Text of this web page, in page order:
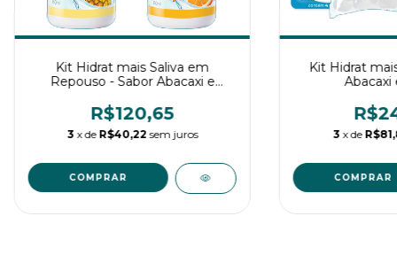
Kit Hidrat mais Saliva em
Repouso - Sabor Abacaxi e
R$120,65
3 x de R$40,22 sem juros
COMPRAR
Kit Hidrat
Abacaxi
3 x de
COMPRAR